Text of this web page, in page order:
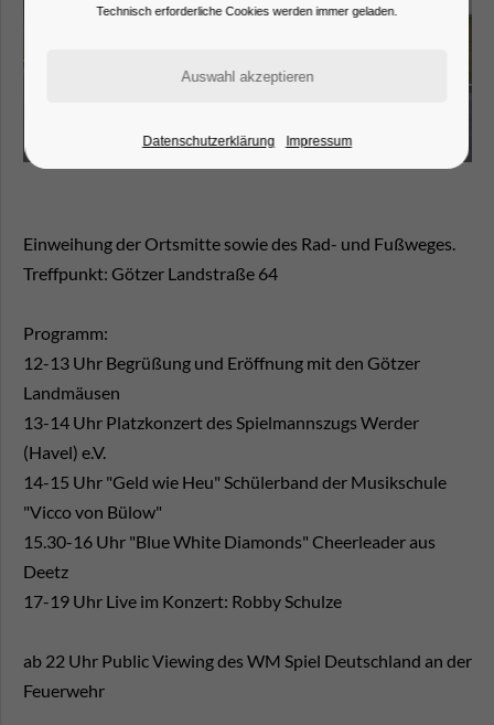
Einweihung der Ortsmitte sowie des Rad- und Fußweges.
Treffpunkt: Götzer Landstraße 64
Programm:
12-13 Uhr Begrüßung und Eröffnung mit den Götzer
Landmäusen
13-14 Uhr Platzkonzert des Spielmannszugs Werder
(Havel) e.V.
14-15 Uhr "Geld wie Heu" Schülerband der Musikschule
"Vicco von Bülow"
15.30-16 Uhr "Blue White Diamonds" Cheerleader aus
Deetz
17-19 Uhr Live im Konzert: Robby Schulze
ab 22 Uhr Public Viewing des WM Spiel Deutschland an der
Feuerwehr
Technisch erforderliche Cookies werden immer geladen.
Datenschutzerklärung Impressum